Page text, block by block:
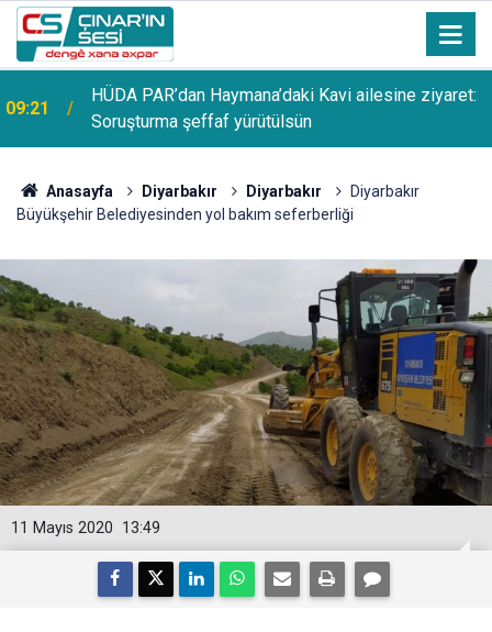
09:21
HÜDA PAR’dan Haymana’daki Kavi ailesine ziyaret:
Soruşturma şeffaf yürütülsün
Anasayfa Diyarbakır Diyarbakır
Diyarbakır
Büyükşehir Belediyesinden yol bakım seferberliği
13:49
11 Mayıs 2020